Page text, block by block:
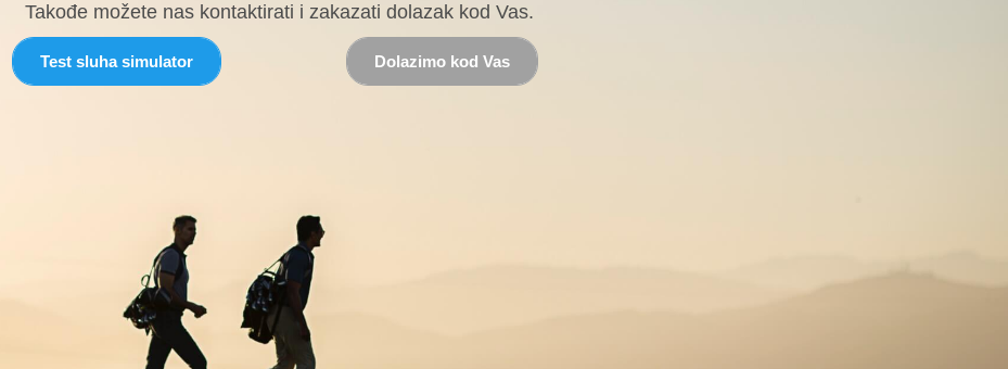
Takođe možete nas kontaktirati i zakazati dolazak kod Vas.
Test sluha simulator Dolazimo kod Vas